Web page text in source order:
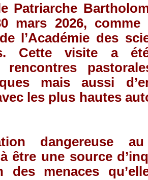
Patriarche
mars 2026, comme
l’Académie des
Cette visite a
rencontres
mais aussi
les plus hautes
dangereuse
être une source
des menaces